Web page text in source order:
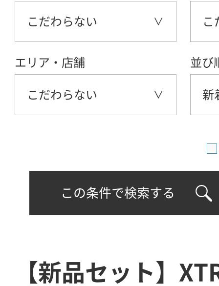
こだわらない こ
エリア・店舗
こだわらない
並び
新
この条件で検索する
【新品セット】